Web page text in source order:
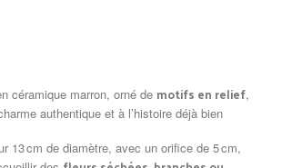
céramique marron, orné de motifs en relief,
authentique et à l’histoire déjà bien
13 cm de diamètre, avec un orifice de 5 cm,